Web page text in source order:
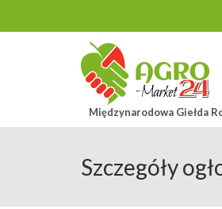
Międzynarodowa Giełda
Szczegóły